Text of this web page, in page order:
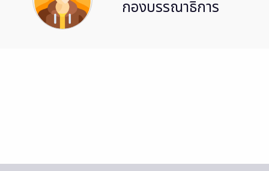
กองบรรณาธิการ